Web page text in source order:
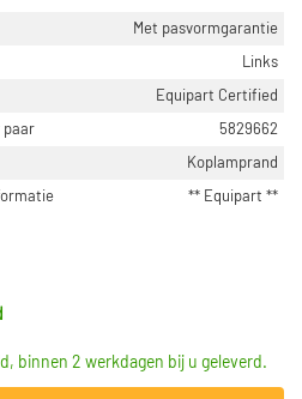
Met pasvormgarantie
Links
Equipart Certified
paar
5829662
Koplamprand
** Equipart **
binnen 2 werkdagen bij u geleverd.